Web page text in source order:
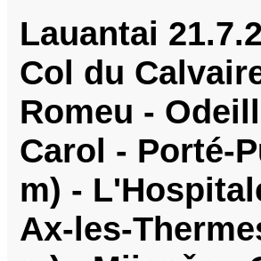
Lauantai
Col du
Romeu -
Carol - Porté-
m) -
Ax-les-